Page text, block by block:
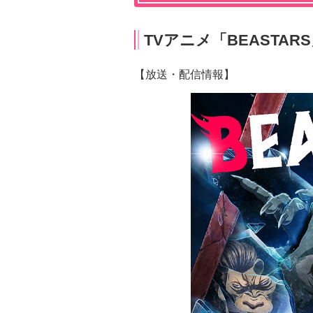
TVアニメ「
【放送・配信情報】